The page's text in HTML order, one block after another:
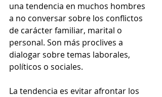
una tendencia en muchos hombres
a no conversar sobre los conflictos
de carácter familiar, marital o
personal. Son más proclives a
dialogar sobre temas laborales,
políticos o sociales.
La tendencia es evitar afrontar los